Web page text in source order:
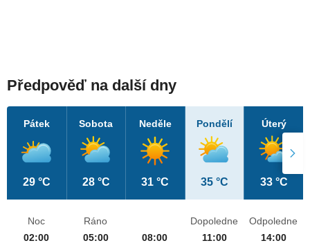
Předpověď na další dny
Pátek
29 °C
Sobota
28 °C
Neděle
31 °C
Pondělí
35 °C
Úterý
33 °C
Noc
02:00
Ráno
05:00
08:00
Dopoledne
11:00
Odpoledne
14:00